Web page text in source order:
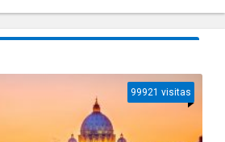
99921 visitas